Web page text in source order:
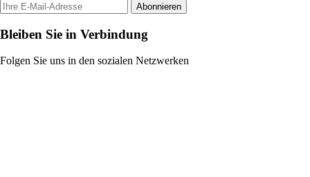
Abonnieren
Bleiben Sie in Verbindung
Folgen Sie uns in den sozialen Netzwerken